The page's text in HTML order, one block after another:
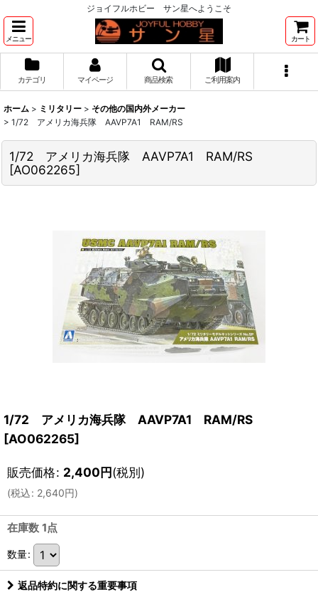
ジョイフルホビー サン星へようこそ
メニュー カート
カテゴリ マイページ 商品検索 ご利用案内
ホーム > ミリタリー > その他の国内外メーカー
> 1/72 アメリカ海兵隊 AAVP7A1 RAM/RS
1/72 アメリカ海兵隊 AAVP7A1 RAM/RS
[AO062265]
1/72 アメリカ海兵隊 AAVP7A1 RAM/RS
[AO062265]
販売価格: 2,400円(税別)
(税込: 2,640円)
在庫数 1点
数量:
返品特約に関する重要事項